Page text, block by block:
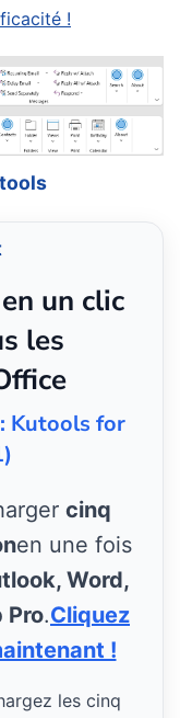
!
un clic
les
Kutools for
cinq
en une fois
Word,
Pro.Cliquez
!
les cinq